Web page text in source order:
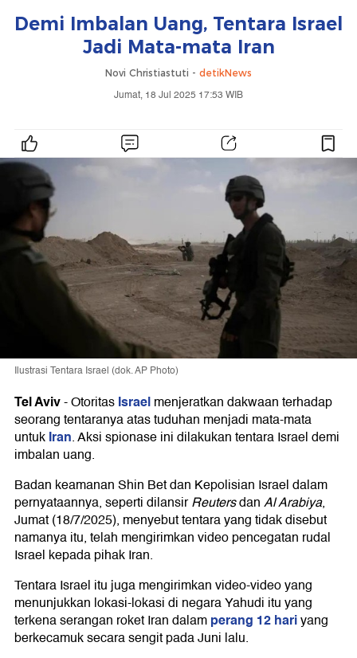
Demi Imbalan Uang, Tentara Israel
Jadi Mata-mata Iran
Novi Christiastuti - detikNews
Jumat, 18 Jul 2025 17:53 WIB
Ilustrasi Tentara Israel (dok. AP Photo)
Tel Aviv-OtoritasIsraelmenjeratkan dakwaan terhadap
seorang tentaranya atas tuduhan menjadi mata-mata
untukIran. Aksi spionase ini dilakukan tentara Israel demi
imbalan uang.
Badan keamanan Shin Bet dan Kepolisian Israel dalam
pernyataannya, seperti dilansirReutersdanAl Arabiya,
Jumat (18/7/2025), menyebut tentara yang tidak disebut
namanya itu, telah mengirimkan video pencegatan rudal
Israel kepada pihak Iran.
Tentara Israel itu juga mengirimkan video-video yang
menunjukkan lokasi-lokasi di negara Yahudi itu yang
terkena serangan roket Iran dalamperang 12 hariyang
berkecamuk secara sengit pada Juni lalu.